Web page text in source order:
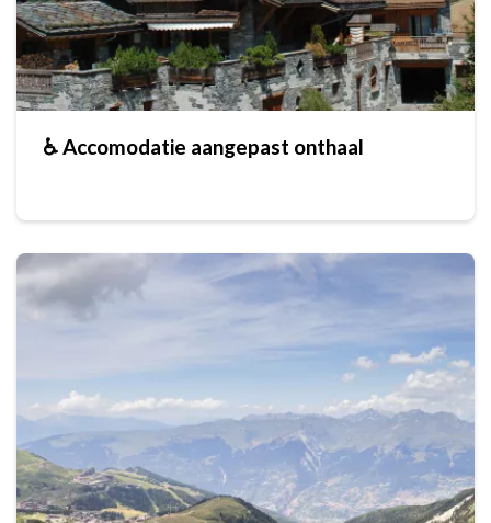
♿ Accomodatie aangepast onthaal